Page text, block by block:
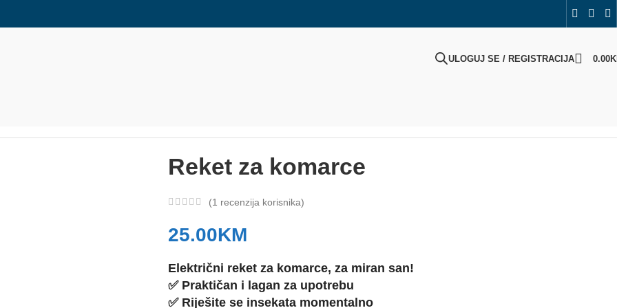
ULOGUJ SE / REGISTRACIJA 0.00
Reket za komarce
(1 recenzija korisnika)
25.00KM
Električni reket za komarce, za miran san!
✅ Praktičan i lagan za upotrebu
✅ Riješite se insekata momentalno